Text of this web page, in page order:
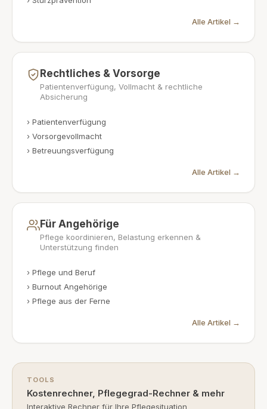
Alle Artikel →
Rechtliches & Vorsorge
Patientenverfügung, Vollmacht & rechtliche
Absicherung
› Patientenverfügung
› Vorsorgevollmacht
› Betreuungsverfügung
Alle Artikel →
Für Angehörige
Pflege koordinieren, Belastung erkennen &
Unterstützung finden
› Pflege und Beruf
› Burnout Angehörige
› Pflege aus der Ferne
Alle Artikel →
TOOLS
Kostenrechner, Pflegegrad-Rechner & mehr
Interaktive Rechner für Ihre Pflegesituation